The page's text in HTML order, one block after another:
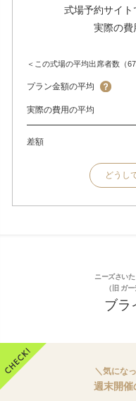
式場予約サイト
実際の費
＜この式場の平均出席者数（
プラン金額の平均
実際の費用の平均
差額
どうし
ニーズさい
（旧 ガ
ブラ
＼気にな
週末開催